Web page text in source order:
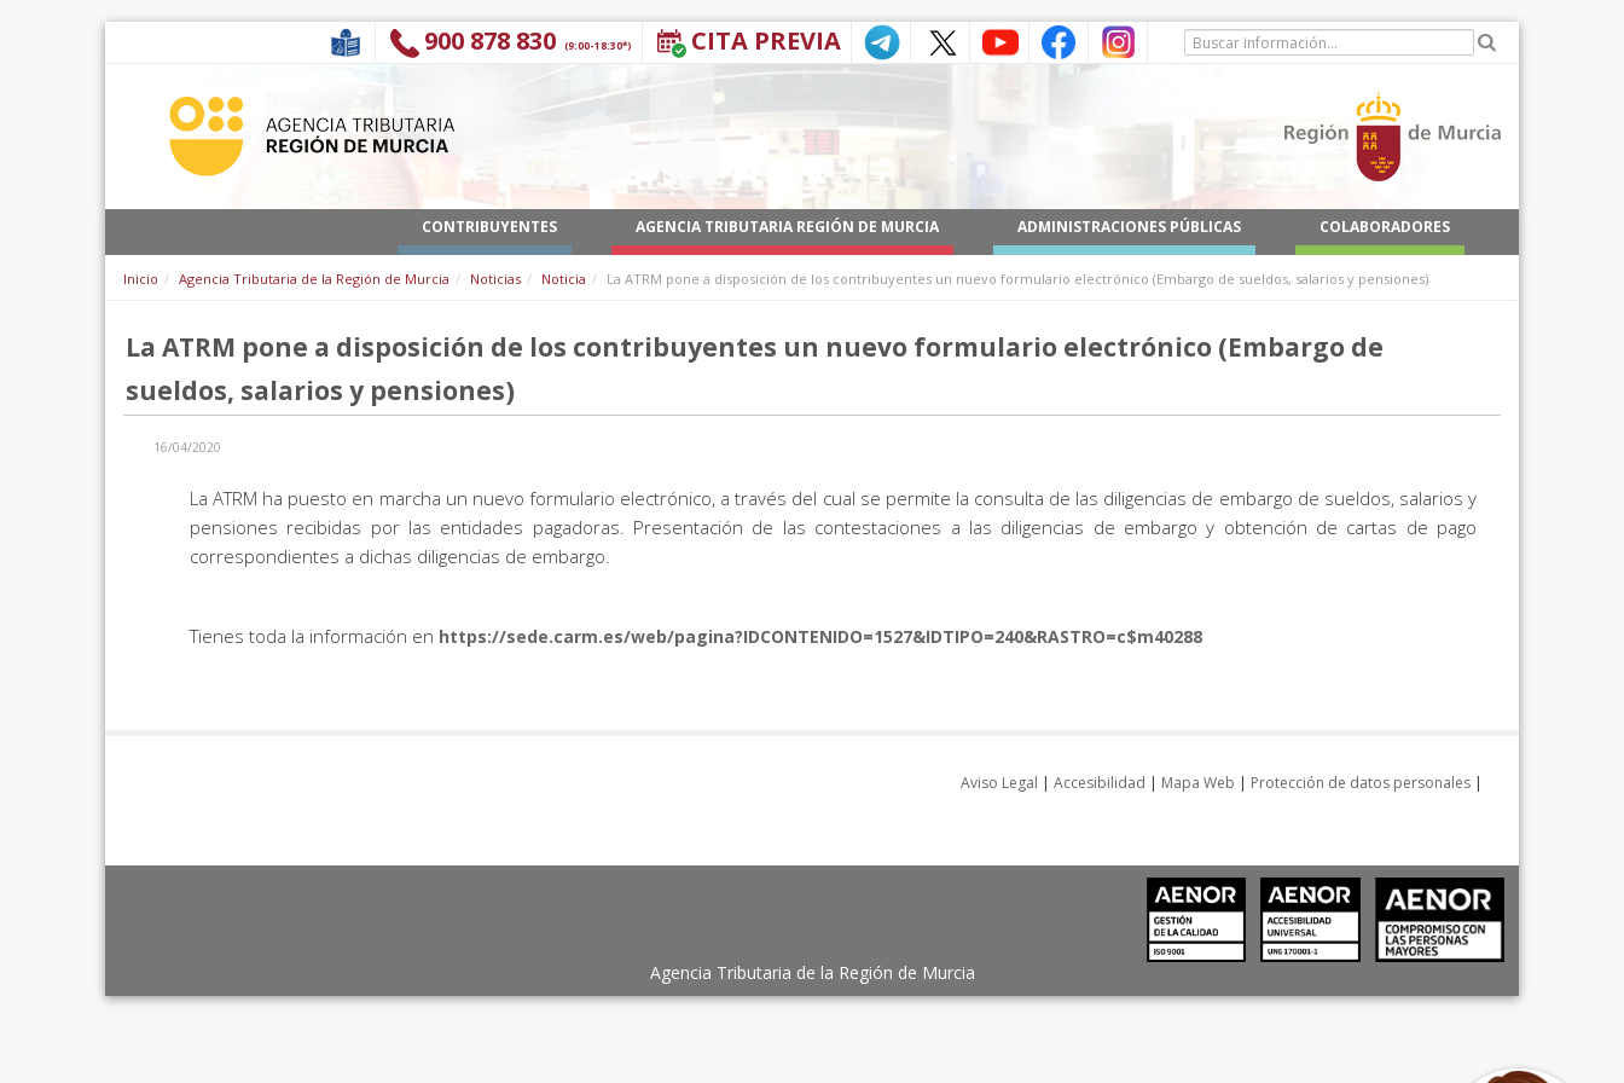
CITA PREVIA
900 878 830 (9:00-18:30*)
CONTRIBUYENTES AGENCIA TRIBUTARIA REGIÓN DE MURCIA ADMINISTRACIONES PÚBLICAS COLABORADORES
Inicio Agencia Tributaria de la Región de Murcia Noticias Noticia La ATRM pone a disposición de los contribuyentes un nuevo formulario electrónico (Embargo de sueldos, salarios y pensiones)
La ATRM pone a disposición de los contribuyentes un nuevo formulario electrónico (Embargo de
sueldos, salarios y pensiones)
16/04/2020
La ATRM ha puesto en marcha un nuevo formulario electrónico, a través del cual se permite la consulta de las diligencias de embargo de sueldos, salarios y
pensiones recibidas por las entidades pagadoras. Presentación de las contestaciones a las diligencias de embargo y obtención de cartas de pago
correspondientes a dichas diligencias de embargo.
Tienes toda la información en https://sede.carm.es/web/pagina?IDCONTENIDO=1527&IDTIPO=240&RASTRO=c$m40288
Aviso Legal | Accesibilidad | Mapa Web | Protección de datos personales |
Agencia Tributaria de la Región de Murcia